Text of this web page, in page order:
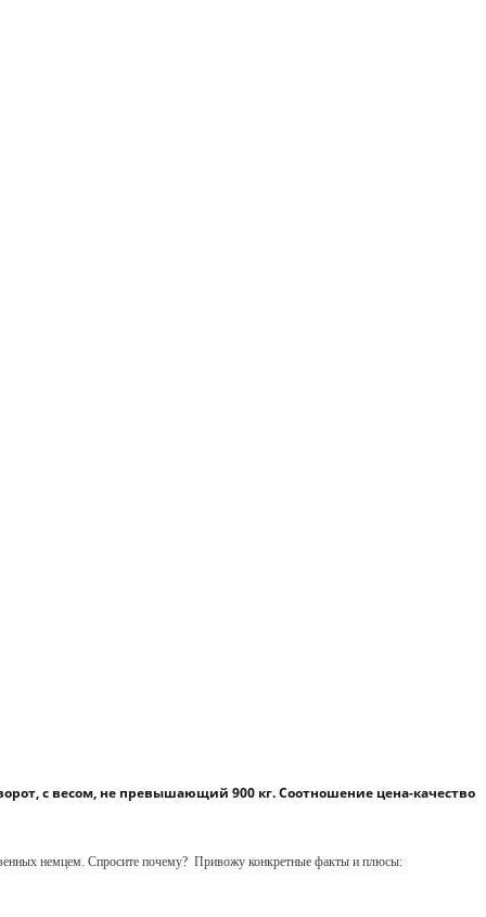
с весом, не превышающий 900 кг. Соотношение цена-качество
немцем. Спросите почему? Привожу конкретные факты и плюсы: